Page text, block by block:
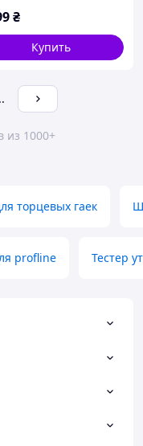
₴
Купить
из 1000+
торцевых гаек
profline Тестер